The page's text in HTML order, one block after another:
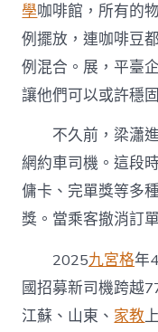
學咖啡館，所有的
例擺放，連咖啡豆
例混合。展，平臺
讓他們可以或許穩
不久前，梁瀟
網約車司機。這段
傭卡、完單獎等多
獎。當乘客撤消訂
2025九宮格年
國招募新司機跨越
江蘇、山東、 家教